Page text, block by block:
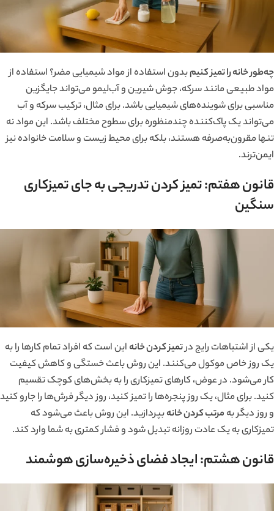
چه‌طور خانه را تمیز کنیمبدون استفاده از مواد شیمیایی مضر؟ استفاده از
مواد طبیعی مانند سرکه، جوش شیرین و آب‌لیمو می‌تواند جایگزین
مناسبی برای شوینده‌های شیمیایی باشد. برای مثال، ترکیب سرکه و آب
می‌تواند یک پاک‌کننده چندمنظوره برای سطوح مختلف باشد. این مواد نه
تنها مقرون‌به‌صرفه هستند، بلکه برای محیط زیست و سلامت خانواده نیز
ایمن‌ترند.
قانون هفتم: تمیز کردن تدریجی به جای تمیزکاری
سنگین
یکی از اشتباهات رایج درتمیز کردن خانه این است که افراد تمام کارها را به
یک روز خاص موکول می‌کنند. این روش باعث خستگی و کاهش کیفیت
کار می‌شود. در عوض، کارهای تمیزکاری را به بخش‌های کوچک تقسیم
کنید. برای مثال، یک روز پنجره‌ها را تمیز کنید، روز دیگر فرش‌ها را جارو کنید
و روز دیگر به مرتب کردن خانهبپردازید. این روش باعث می‌شود که
تمیزکاری به یک عادت روزانه تبدیل شود و فشار کمتری به شما وارد کند.
قانون هشتم: ایجاد فضای ذخیره‌سازی هوشمند